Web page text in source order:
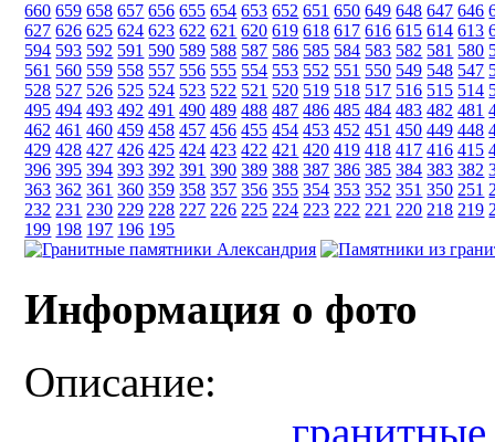
660 659 658 657 656 655 654 653 652 651 650 649 648 647 646
627 626 625 624 623 622 621 620 619 618 617 616 615 614 613
594 593 592 591 590 589 588 587 586 585 584 583 582 581 580
561 560 559 558 557 556 555 554 553 552 551 550 549 548 547
528 527 526 525 524 523 522 521 520 519 518 517 516 515 514
495 494 493 492 491 490 489 488 487 486 485 484 483 482 481
462 461 460 459 458 457 456 455 454 453 452 451 450 449 448
429 428 427 426 425 424 423 422 421 420 419 418 417 416 415
396 395 394 393 392 391 390 389 388 387 386 385 384 383 382
363 362 361 360 359 358 357 356 355 354 353 352 351 350 251
232 231 230 229 228 227 226 225 224 223 222 221 220 218 219
199 198 197 196 195
Информация о фото
Описание: